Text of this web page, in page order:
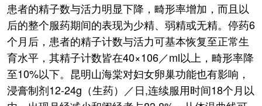
患者的精子数与活力明显下降，畸形率增加，而且以
后的整个服药期间的表现为少精、弱精或无精。停药6
个月后，患者的精子计数与活力可基本恢复至正常生
育水平，其精子计数皆在40×106／ml以上，畸形率降
至10%以下。昆明山海棠对妇女卵巢功能也有影响，
浸膏制剂12-24g（生药）／日,连续服用时间18个月以